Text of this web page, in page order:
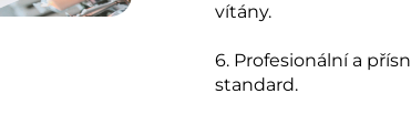
vítány.
6. Profesionální a
standard.